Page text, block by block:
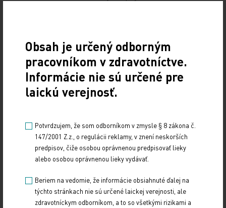
kampaň proti hepatitíde E v Sudáne môže byť
míľnikom, ako bolo potvrdené, žeočkovanie
proti COVID-19 nie je rizikom pre osoby
s kardiovaskulárnym ochorením
Adéla Čabanová, redaktorka Tribune.sk
EDITORIÁL
Zdieľajte článok
Obsah je určený odborným
pracovníkom v zdravotníctve.
Informácie nie sú určené pre
laickú verejnosť.
Potvrdzujem, že som odborníkom v zmysle § 8 zákona č.
147/2001 Z.z., o regulácii reklamy, v znení neskorších
predpisov, čiže osobou oprávnenou predpisovať lieky
alebo osobou oprávnenou lieky vydávať.
Beriem na vedomie, že informácie obsiahnuté ďalej na
týchto stránkach nie sú určené laickej verejnosti, ale
zdravotníckym odborníkom, a to so všetkými rizikami a